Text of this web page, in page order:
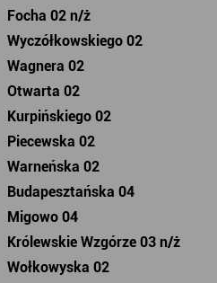
Focha 02 n/ż
Wyczółkowskiego 02
Wagnera 02
Otwarta 02
Kurpińskiego 02
Piecewska 02
Warneńska 02
Budapesztańska 04
Migowo 04
Królewskie Wzgórze 03 n/ż
Wołkowyska 02